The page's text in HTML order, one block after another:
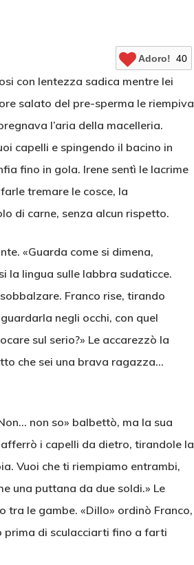
Adoro! 40
con lentezza sadica mentre lei
salato del pre-sperma le riempiva
l’aria della macelleria.
capelli e spingendo il bacino in
fino in gola. Irene sentì le lacrime
tremare le cosce, la
di carne, senza alcun rispetto.
«Guarda come si dimena,
la lingua sulle labbra sudaticce.
Franco rise, tirando
negli occhi, con quel
sul serio?» Le accarezzò la
che sei una brava ragazza…
non so» balbettò, ma la sua
i capelli da dietro, tirandole la
Vuoi che ti riempiamo entrambi,
una puttana da due soldi.» Le
tra le gambe. «Dillo» ordinò Franco,
prima di sculacciarti fino a farti